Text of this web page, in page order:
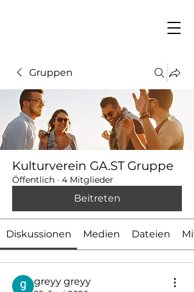
Gruppen
Kulturverein GA.ST Gruppe
Öffentlich · 4 Mitglieder
Beitreten
Diskussionen Medien Dateien
greyy greyy